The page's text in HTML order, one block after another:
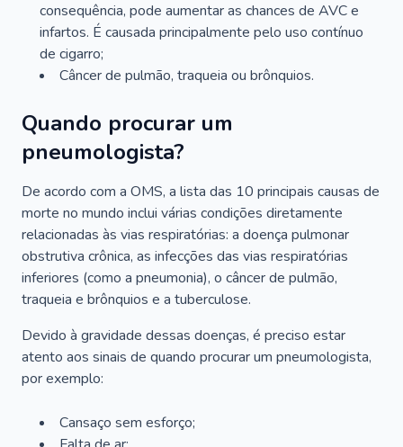
consequência, pode aumentar as chances de AVC e
infartos. É causada principalmente pelo uso contínuo
de cigarro;
Câncer de pulmão, traqueia ou brônquios.
Quando procurar um
pneumologista?
De acordo com a OMS, a lista das 10 principais causas de
morte no mundo inclui várias condições diretamente
relacionadas às vias respiratórias: a doença pulmonar
obstrutiva crônica, as infecções das vias respiratórias
inferiores (como a pneumonia), o câncer de pulmão,
traqueia e brônquios e a tuberculose.
Devido à gravidade dessas doenças, é preciso estar
atento aos sinais de quando procurar um pneumologista,
por exemplo:
Cansaço sem esforço;